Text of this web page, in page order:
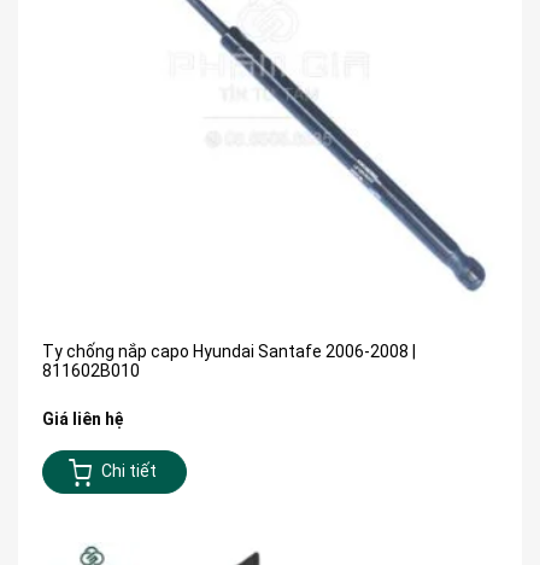
Ty chống nắp capo Hyundai Santafe 2006-2008 |
811602B010
Giá liên hệ
Chi tiết